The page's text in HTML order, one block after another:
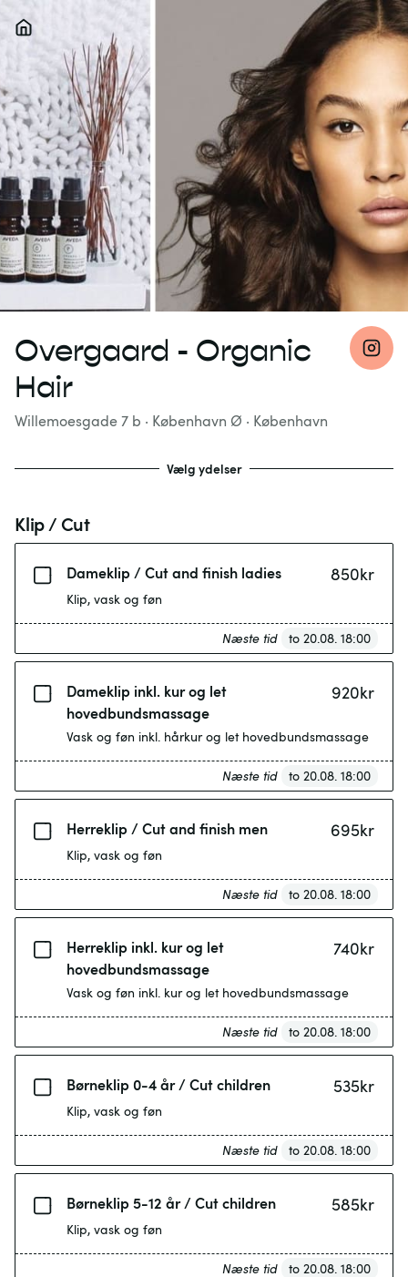
Overgaard - Organic
Hair
Willemoesgade 7 b · København Ø · København
Vælg ydelser
Klip / Cut
Dameklip / Cut and finish ladies 850kr
Klip, vask og føn
Næste tid to 20.08. 18:00
Dameklip inkl. kur og let
hovedbundsmassage
920kr
Vask og føn inkl. hårkur og let hovedbundsmassage
Næste tid to 20.08. 18:00
Herreklip / Cut and finish men 695kr
Klip, vask og føn
Næste tid to 20.08. 18:00
Herreklip inkl. kur og let
hovedbundsmassage
740kr
Vask og føn inkl. kur og let hovedbundsmassage
Næste tid to 20.08. 18:00
Børneklip 0-4 år / Cut children 535kr
Klip, vask og føn
Næste tid to 20.08. 18:00
Børneklip 5-12 år / Cut children 585kr
Klip, vask og føn
Næste tid to 20.08. 18:00